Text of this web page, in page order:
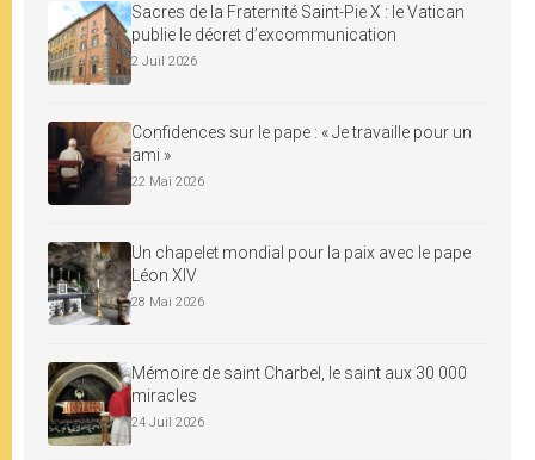
Sacres de la Fraternité Saint-Pie X : le Vatican
publie le décret d’excommunication
2 Juil 2026
Confidences sur le pape : « Je travaille pour un
ami »
22 Mai 2026
Un chapelet mondial pour la paix avec le pape
Léon XIV
28 Mai 2026
Mémoire de saint Charbel, le saint aux 30 000
miracles
24 Juil 2026